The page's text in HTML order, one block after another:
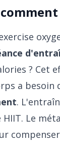
? Cet
a besoin
.
Le